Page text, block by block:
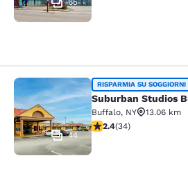
65
Suburban Studios
44
RISPARMIA SU
Suburban Studios
Buffalo, NY
13.06 km
Valutazione di 2.35
2.4(34)